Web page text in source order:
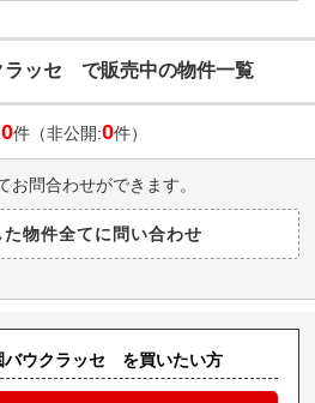
ラッセ で販売中の物件一覧
0件（非公開:0件）
お問合わせができます。
バウクラッセ を買いたい方